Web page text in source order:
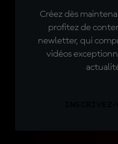
Créez dès
profitez de
newletter, qui
vidéos